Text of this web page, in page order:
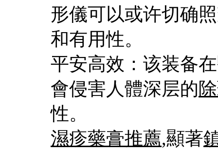
形儀可以或许切确
和有用性。
平安高效：该装备
會侵害人體深层的
性。
濕疹藥膏推薦,顯著